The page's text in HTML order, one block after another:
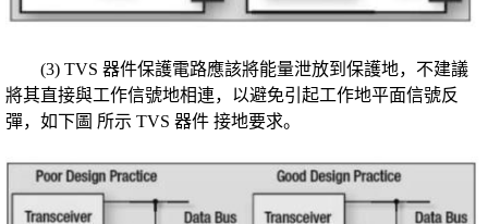
(3) TVS 器件保護電路應該將能量泄放到保護地，不建議
將其直接與工作信號地相連，以避免引起工作地平面信號反
彈，如下圖 所示 TVS 器件 接地要求。